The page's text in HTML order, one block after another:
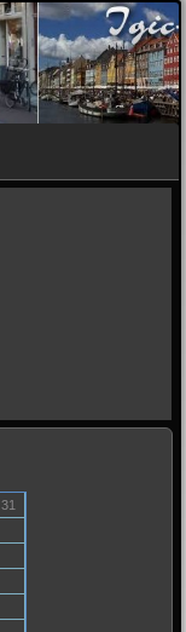
31